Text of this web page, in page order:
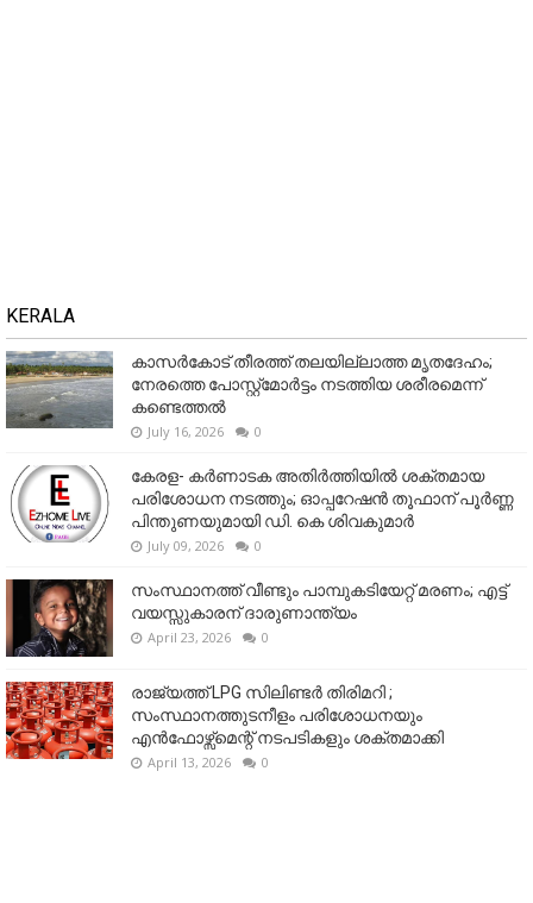
KERALA
കാസർകോട് തീരത്ത് തലയില്ലാത്ത മൃതദേഹം;
നേരത്തെ പോസ്റ്റ്‌മോർട്ടം നടത്തിയ ശരീരമെന്ന്
കണ്ടെത്തൽ
July 16, 2026 0
കേരള- കർണാടക അതിർത്തിയിൽ ശക്തമായ
പരിശോധന നടത്തും; ഓപ്പറേഷൻ തൂഫാന് പൂർണ്ണ
പിന്തുണയുമായി ഡി. കെ ശിവകുമാർ
July 09, 2026 0
സംസ്ഥാനത്ത് വീണ്ടും പാമ്പുകടിയേറ്റ് മരണം; എട്ട്
വയസ്സുകാരന് ദാരുണാന്ത്യം
April 23, 2026 0
രാജ്യത്ത് LPG സിലിണ്ടർ തിരിമറി ;
സംസ്ഥാനത്തുടനീളം പരിശോധനയും
എൻഫോഴ്സ്മെന്റ് നടപടികളും ശക്തമാക്കി
April 13, 2026 0